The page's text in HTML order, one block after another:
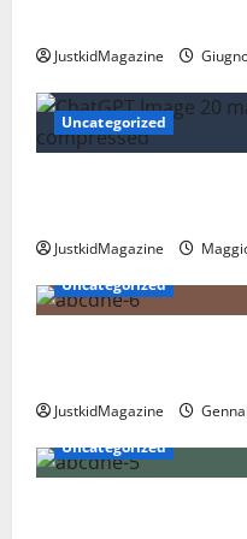
JustkidMagazine
Uncategorized
JustkidMagazine
Uncategorized
JustkidMagazine
Uncategorized